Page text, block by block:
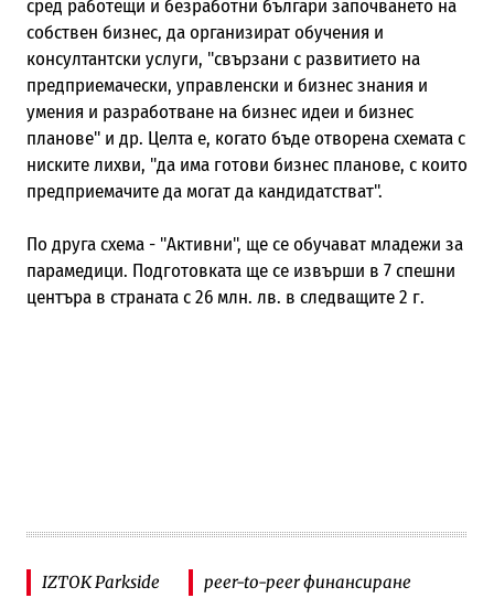
сред работещи и безработни българи започването на
собствен бизнес, да организират обучения и
консултантски услуги, "свързани с развитието на
предприемачески, управленски и бизнес знания и
умения и разработване на бизнес идеи и бизнес
планове" и др. Целта е, когато бъде отворена схемата с
ниските лихви, "да има готови бизнес планове, с които
предприемачите да могат да кандидатстват".
По друга схема - "Активни", ще се обучават младежи за
парамедици. Подготовката ще се извърши в 7 спешни
центъра в страната с 26 млн. лв. в следващите 2 г.
IZTOK Parkside peer-to-peer финансиране